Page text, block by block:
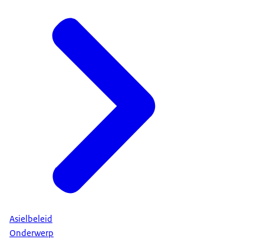
Asielbeleid
Onderwerp